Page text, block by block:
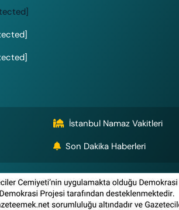
İstanbul Namaz Vakitleri
Son Dakika Haberleri